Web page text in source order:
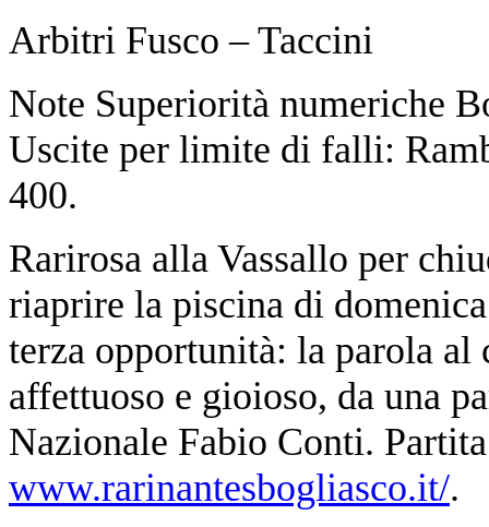
Arbitri Fusco – Taccini
Note Superiorità numeriche
Uscite per limite di falli:
400.
Rarirosa alla Vassallo per
riaprire la piscina di
terza opportunità: la parola al
affettuoso e gioioso, da una
Nazionale Fabio Conti.
www.rarinantesbogliasco.it/.